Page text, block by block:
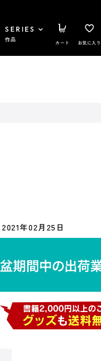
SERIES
作品 カート お気に入り
2021年02月25日